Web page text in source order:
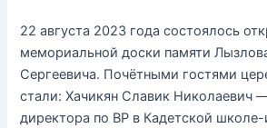
22 августа 2023 года состоялось
мемориальной доски памяти
Сергеевича. Почётными гостями
стали: Хачикян Славик Николаевич
директора по ВР в Кадетской школе-